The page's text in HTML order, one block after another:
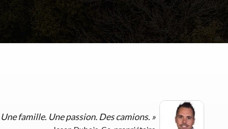
Une famille. Une passion. Des camions. »